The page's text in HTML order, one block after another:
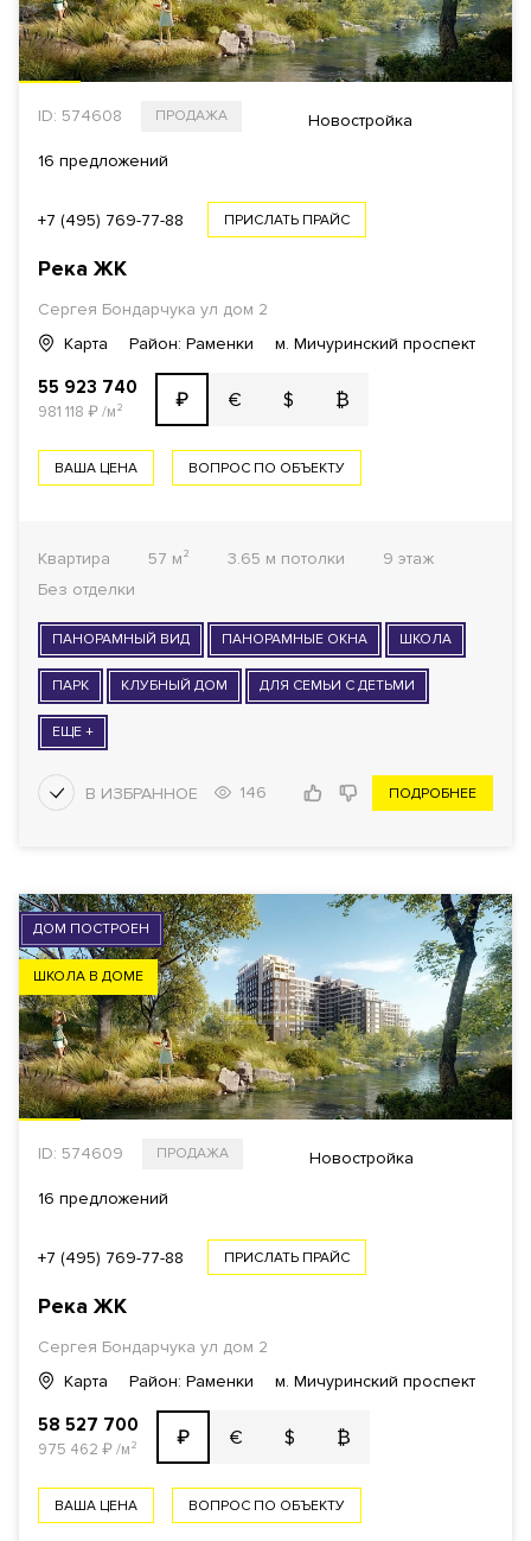
ID: 574608 ПРОДАЖА Новостройка
16 предложений
+7 (495) 769-77-88 ПРИСЛАТЬ ПРАЙС
Река ЖК
Сергея Бондарчука ул дом 2
Карта
Район: Раменки м. Мичуринский проспект
55 923 740
981 118 ₽/м² ₽ € $ ₿
ВАША ЦЕНА ВОПРОС ПО ОБЪЕКТУ
Квартира 57 м² 3.65 м потолки
9 этаж
Без отделки
ПАНОРАМНЫЙ ВИД ПАНОРАМНЫЕ ОКНА ШКОЛА
ПАРК КЛУБНЫЙ ДОМ ДЛЯ СЕМЬИ С ДЕТЬМИ
ЕЩЕ +
146 ПОДРОБНЕЕ
ДОМ ПОСТРОЕН
ШКОЛА В ДОМЕ
ID: 574609 ПРОДАЖА Новостройка
16 предложений
+7 (495) 769-77-88 ПРИСЛАТЬ ПРАЙС
Река ЖК
Сергея Бондарчука ул дом 2
Карта
Район: Раменки м. Мичуринский проспект
58 527 700
975 462 ₽/м² ₽ € $ ₿
ВАША ЦЕНА ВОПРОС ПО ОБЪЕКТУ